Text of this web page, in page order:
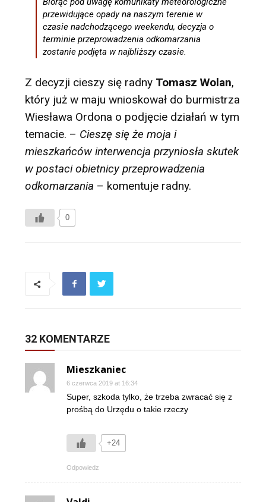
przewidujące opady na naszym terenie w
czasie nadchodzącego weekendu, decyzja o
terminie przeprowadzenia odkomarzania
zostanie podjęta w najbliższy czasie.
Z decyzji cieszy się radny Tomasz Wolan,
który już w maju wnioskował do burmistrza
Wiesława Ordona o podjęcie działań w tym
temacie. – Cieszę się że moja i
mieszkańców interwencja przyniosła skutek
w postaci obietnicy przeprowadzenia
odkomarzania – komentuje radny.
0
32 KOMENTARZE
Mieszkaniec
6 czerwca 2019 at 16:34
Super, szkoda tylko, że trzeba zwracać się z
prośbą do Urzędu o takie rzeczy
+24
Odpowiedz